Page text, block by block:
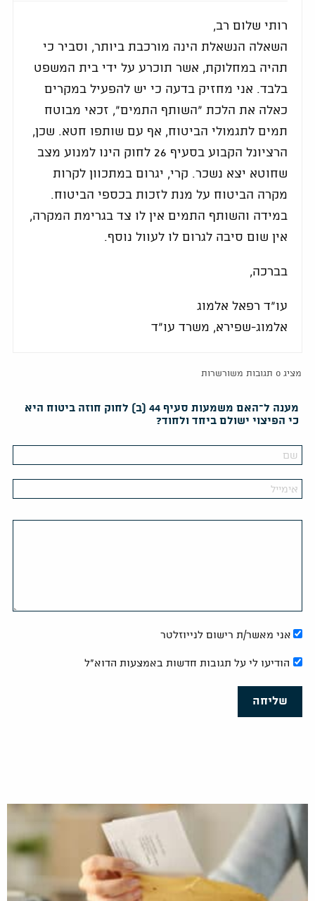
רותי שלום רב,
השאלה הנשאלת הינה מורכבת ביותר, וסביר כי
תהיה במחלוקת, אשר תוכרע על ידי בית המשפט
בלבד. אני מחזיק בדעה כי יש להפעיל במקרים
כאלה את הלכת "השותף התמים", זכאי מבוטח
תמים לתגמולי הביטוח, אף עם שותפו חטא. שכן,
הרציונל הקבוע בסעיף 26 לחוק הינו למנוע מצב
שחוטא יצא נשכר. קרי, יגרום במתכוון לקרות
מקרה הביטוח על מנת לזכות בכספי הביטוח.
במידה והשותף התמים אין לו צד בגרימת המקרה,
אין שום סיבה לגרום לו לעוול נוסף.
בברכה,
עו"ד רפאל אלמוג
אלמוג-שפירא, משרד עו"ד
מציג 0 תגובות משורשרות
מענה ל־האם משמעות סעיף 44 (ב) לחוק חוזה ביטוח היא
כי הפיצוי ישולם ביחד ולחוד?
אני מאשר/ת רישום לנייוזלטר
הודיעו לי על תגובות חדשות באמצעות הדוא"ל
שליחה